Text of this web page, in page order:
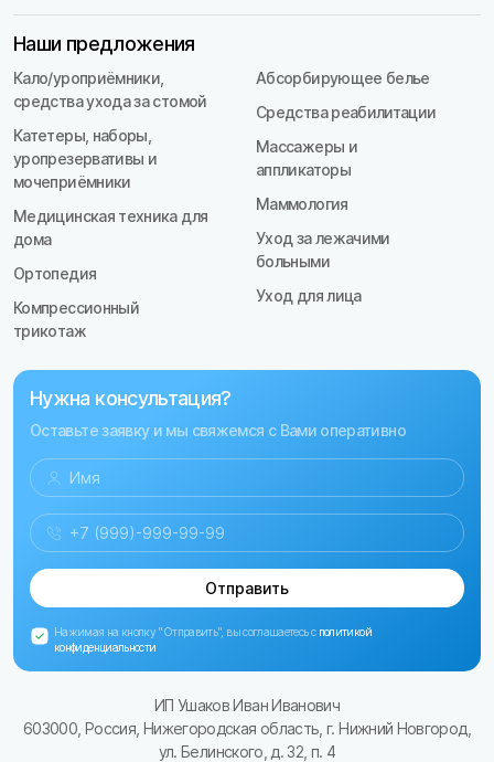
Наши предложения
Кало/уроприёмники,
средства ухода за стомой
Катетеры, наборы,
уропрезервативы и
мочеприёмники
Медицинская техника для
дома
Ортопедия
Компрессионный
трикотаж
Абсорбирующее белье
Средства реабилитации
Массажеры и
аппликаторы
Маммология
Уход за лежачими
больными
Уход для лица
Нужна консультация?
Оставьте заявку и мы свяжемся с Вами оперативно
Отправить
Нажимая на кнопку "Отправить", вы соглашаетесь с политикой
конфиденциальности
ИП Ушаков Иван Иванович
603000, Россия, Нижегородская область, г. Нижний Новгород,
ул. Белинского, д. 32, п. 4